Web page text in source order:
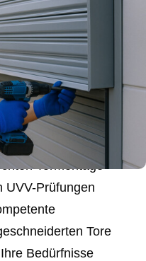
und
als auch
Tormontage
UVV-Prüfungen
Tore
Bedürfnisse